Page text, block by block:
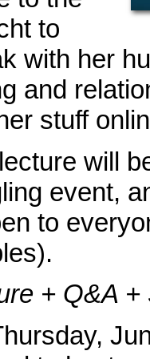
to
with her
and
stuff
will
event,
to
+ Q&A